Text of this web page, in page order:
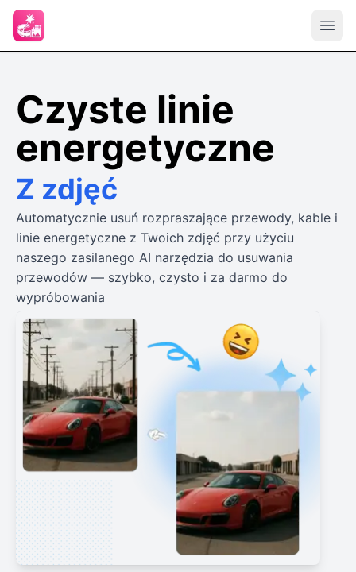
Czyste linie
energetyczne
Z zdjęć
Automatycznie usuń rozpraszające przewody, kable i
linie energetyczne z Twoich zdjęć przy użyciu
naszego zasilanego AI narzędzia do usuwania
przewodów — szybko, czysto i za darmo do
wypróbowania